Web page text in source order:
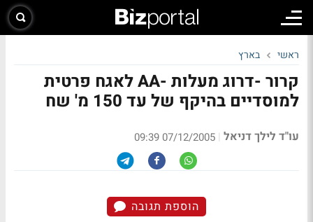
ראשי בארץ
קרור -דרוג מעלות -AA לאגח פרטית
למוסדיים בהיקף של עד 150 מ' שח
עו"ד לילך דניאל |
07/12/2005 09:39
הוספת תגובה